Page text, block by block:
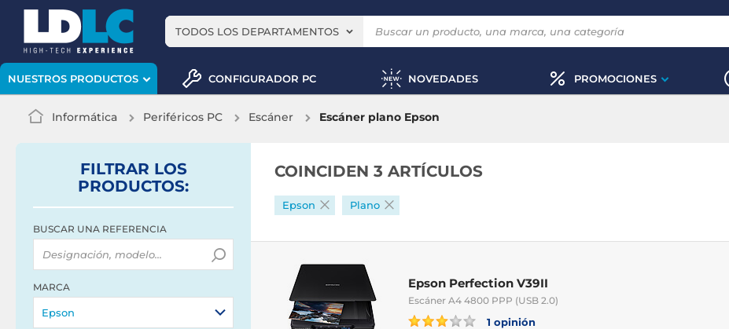
TODOS LOS DEPARTAMENTOS
NUESTROS PRODUCTOS CONFIGURADOR PC NOVEDADES PROMOCIONES
Informática Periféricos PC Escáner Escáner plano Epson
FILTRAR LOS
PRODUCTOS:
BUSCAR UNA REFERENCIA
MARCA
Epson
COINCIDEN 3 ARTÍCULOS
Epson Plano
Epson Perfection V39II
Escáner A4 4800 PPP (USB 2.0)
1 opinión